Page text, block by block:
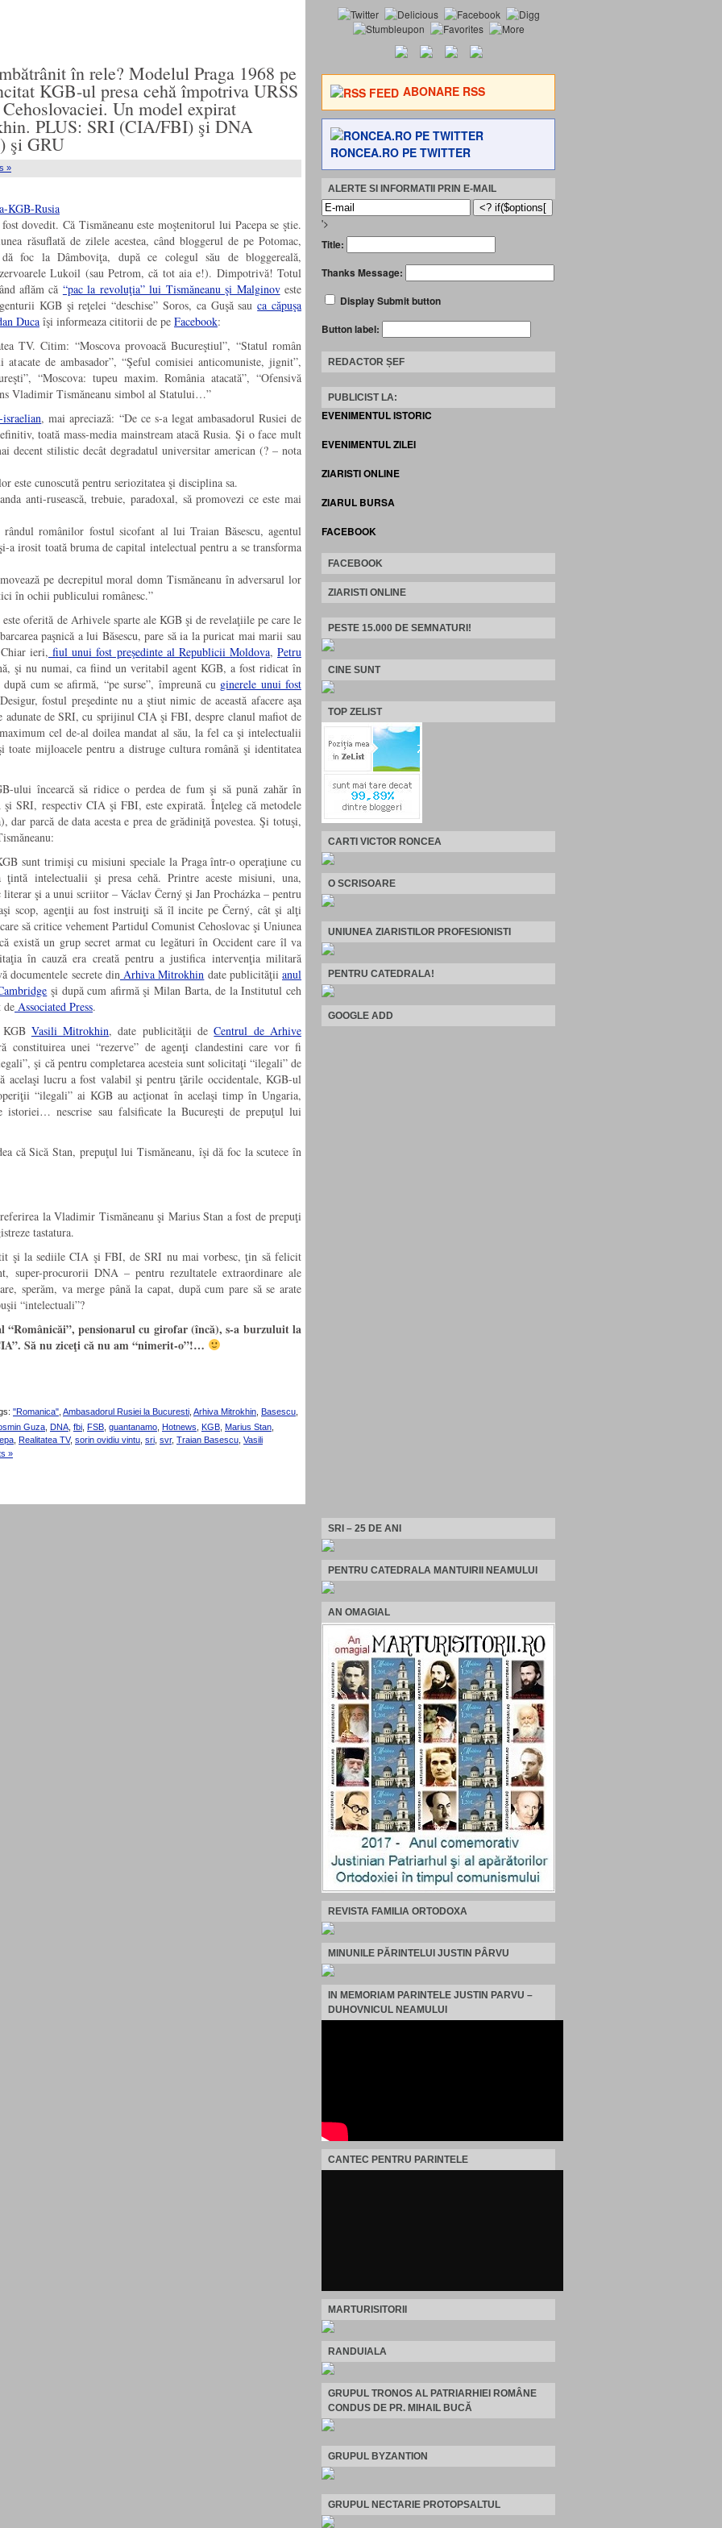
în rele? Modelul Praga 1968 pe
KGB-ul presa cehă împotriva URSS
Un model expirat
PLUS: SRI (CIA/FBI) şi DNA
şi GRU
»
dovedit. Că Tismăneanu este moştenitorul lui Pacepa se ştie.
răsuflată de zilele acestea, când bloggerul de pe Potomac,
foc la Dâmboviţa, după ce colegul său de bloggereală,
Lukoil (sau Petrom, că tot aia e!). Dimpotrivă! Totul
aflăm că “pac la revoluţia” lui Tismăneanu şi Malginoveste
KGB şi reţelei “deschise” Soros, ca Guşă sauca căpuşa
Duca îşi informeaza cititorii de pe Facebook:
TV. Citim: “Moscova provoacă Bucureştiul”, “Statul român
de ambasador”, “Şeful comisiei anticomuniste, jignit”,
“Moscova: tupeu maxim. România atacată”, “Ofensivă
Vladimir Tismăneanu simbol al Statului…”
, mai apreciază: “De ce s-a legat ambasadorul Rusiei de
toată mass-media mainstream atacă Rusia. Şi o face mult
decent stilistic decât degradatul universitar american (? – nota
este cunoscută pentru seriozitatea şi disciplina sa.
anti-rusească, trebuie, paradoxal, să promovezi ce este mai
românilor fostul sicofant al lui Traian Băsescu, agentul
irosit toată bruma de capital intelectual pentru a se transforma
pe decrepitul moral domn Tismăneanu în adversarul lor
în ochii publicului românesc.”
oferită de Arhivele sparte ale KGB şi de revelaţiile pe care le
paşnică a lui Băsescu, pare să ia la puricat mai marii sau
ieri, fiul unui fost preşedinte al Republicii Moldova, Petru
şi nu numai, ca fiind un veritabil agent KGB, a fost ridicat în
cum se afirmă, “pe surse”, împreună cu ginerele unui fost
fostul preşedinte nu a ştiut nimic de această afacere aşa
adunate de SRI, cu sprijinul CIA şi FBI, despre clanul mafiot de
cel de-al doilea mandat al său, la fel ca şi intelectualii
toate mijloacele pentru a distruge cultura română şi identitatea
ului încearcă să ridice o perdea de fum şi să pună zahăr în
SRI, respectiv CIA şi FBI, este expirată. Înţeleg că metodele
dar parcă de data acesta e prea de grădiniţă povestea. Şi totuşi,
sunt trimişi cu misiuni speciale la Praga într-o operaţiune cu
ţintă intelectualii şi presa cehă. Printre aceste misiuni, una,
literar şi a unui scriitor – Václav Černý şi Jan Procházka – pentru
scop, agenţii au fost instruiţi să îl incite pe Černý, cât şi alţi
să critice vehement Partidul Comunist Cehoslovac şi Uniunea
există un grup secret armat cu legături în Occident care îl va
în cauză era creată pentru a justifica intervenţia militară
documentele secrete dinArhiva Mitrokhin date publicităţiianul
şi după cum afirmă şi Milan Barta, de la Institutul ceh
de Associated Press.
Vasili Mitrokhin, date publicităţii deCentrul de Arhive
constituirea unei “rezerve” de agenţi clandestini care vor fi
şi că pentru completarea acesteia sunt solicitaţi “ilegali” de
acelaşi lucru a fost valabil şi pentru ţările occidentale, KGB-ul
“ilegali” ai KGB au acţionat în acelaşi timp în Ungaria,
istoriei… nescrise sau falsificate la Bucureşti de prepuţul lui
că Sică Stan, prepuţul lui Tismăneanu, îşi dă foc la scutece în
la Vladimir Tismăneanu şi Marius Stan a fost de prepuţi
tastatura.
şi la sediile CIA şi FBI, de SRI nu mai vorbesc, ţin să felicit
super-procurorii DNA – pentru rezultatele extraordinare ale
sperăm, va merge până la capat, după cum pare să se arate
“intelectuali”?
“Românicăi”, pensionarul cu girofar (încă), s-a burzuluit la
Să nu ziceţi că nu am “nimerit-o”!…
"Romanica" Ambasadorul Rusiei la Bucuresti Arhiva Mitrokhin Basescu
Guza DNA fbi FSB guantanamo Hotnews KGB Marius Stan
Realitatea TV, sorin ovidiu vintu sri svr, Traian Basescu Vasili
»
ABONARE RSS
RONCEA.RO PE TWITTER
ALERTE SI INFORMATII PRIN E-MAIL
'>
Title:
Thanks Message:
Display Submit button
Button label:
REDACTOR ȘEF
PUBLICIST LA:
EVENIMENTUL ISTORIC
EVENIMENTUL ZILEI
ZIARISTI ONLINE
ZIARUL BURSA
FACEBOOK
FACEBOOK
ZIARISTI ONLINE
PESTE 15.000 DE SEMNATURI!
CINE SUNT
TOP ZELIST
CARTI VICTOR RONCEA
O SCRISOARE
UNIUNEA ZIARISTILOR PROFESIONISTI
PENTRU CATEDRALA!
GOOGLE ADD
SRI – 25 DE ANI
PENTRU CATEDRALA MANTUIRII NEAMULUI
AN OMAGIAL
REVISTA FAMILIA ORTODOXA
MINUNILE PĂRINTELUI JUSTIN PÂRVU
IN MEMORIAM PARINTELE JUSTIN PARVU –
DUHOVNICUL NEAMULUI
CANTEC PENTRU PARINTELE
MARTURISITORII
RANDUIALA
GRUPUL TRONOS AL PATRIARHIEI ROMÂNE
CONDUS DE PR. MIHAIL BUCĂ
GRUPUL BYZANTION
GRUPUL NECTARIE PROTOPSALTUL